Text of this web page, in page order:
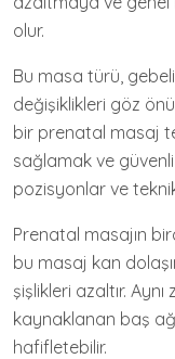
olur.
Bu masa türü,
değişiklikleri göz
bir prenatal masaj
sağlamak ve
pozisyonlar ve
Prenatal masajın
bu masaj kan
şişlikleri azaltır.
kaynaklanan baş
hafifletebilir.